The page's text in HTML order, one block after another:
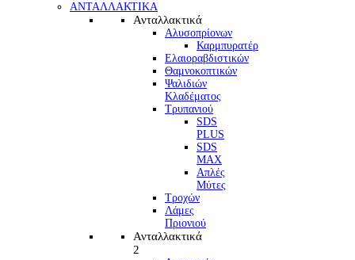
ΑΝΤΑΛΛΑΚΤΙΚΑ
Ανταλλακτικά
Αλυσοπρίονων
Καρμπυρατέρ
Ελαιοραβδιστικών
Θαμνοκοπτικών
Ψαλιδιών
Κλαδέματος
Τρυπανιού
SDS
PLUS
SDS
MAX
Απλές
Μύτες
Τροχών
Λάμες
Πριονιού
Ανταλλακτικά
2